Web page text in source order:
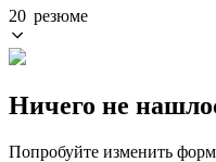
20 резюме
Ничего не
Попробуйте изменить